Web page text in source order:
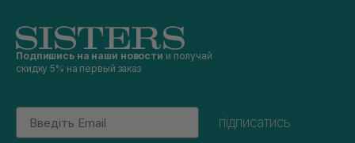
Подпишись на наши новости и получай
скидку 5% на первый заказ
Email
підписатись